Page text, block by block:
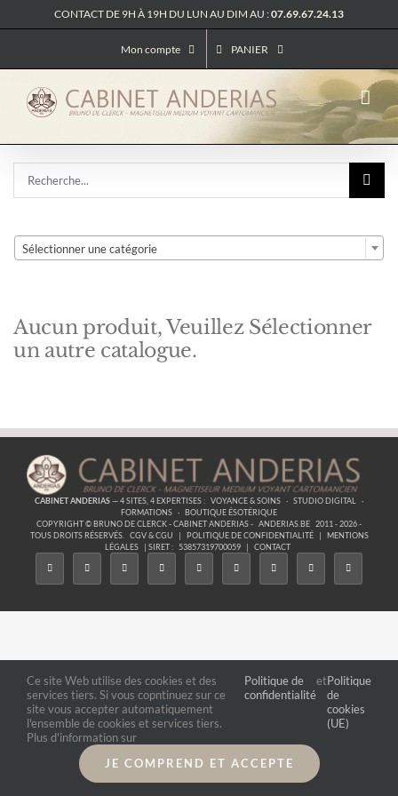
au
CONTACT DE 9H À 19H DU LUN AU DIM AU :07.69.67.24.13
Mon compte PANIER
Sélectionner une catégorie
Aucun produit, Veuillez Sélectionner
un autre catalogue.
CABINET ANDERIAS— 4 SITES, 4 EXPERTISES : VOYANCE & SOINS · STUDIO DIGITAL
·
FORMATIONS · BOUTIQUE ÉSOTÉRIQUE
COPYRIGHT © BRUNO DE CLERCK - CABINET ANDERIAS - ANDERIAS.BE 2011 - 2026 -
TOUS DROITS RÉSERVÉS.
CGV & CGU | POLITIQUE DE CONFIDENTIALITÉ |
MENTIONS
LÉGALES
| SIRET : 53857319700059 | CONTACT
Ce site Web utilise des cookies et des
services tiers. Si vous copntinuez sur ce
site vous accepter automatiquement
l'ensemble de cookies et services tiers.
Plus d'information sur
Politique de
confidentialité
etPolitique
de
cookies
(UE)
JE COMPREND ET ACCEPTE